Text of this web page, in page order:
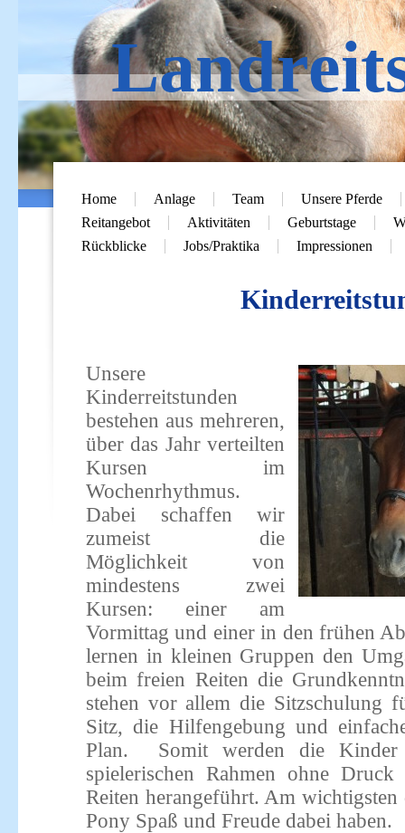
Home Anlage Team
Unsere Pferde
Reitangebot
Aktivitäten Geburtstage
Rückblicke
Jobs/Praktika Impressionen
Unsere
Kinderreitstunden
bestehen aus mehreren,
über das Jahr verteilten
Kursen im
Wochenrhythmus.
Dabei schaffen wir
zumeist die
Möglichkeit von
mindestens zwei
Kursen: einer am
Vormittag und einer in den frühen
lernen in kleinen Gruppen den
beim freien Reiten die
stehen vor allem die Sitzschulung
Sitz, die Hilfengebung und
Plan. Somit werden die Kinder
spielerischen Rahmen ohne
Reiten herangeführt. Am
Pony Spaß und Freude dabei haben.